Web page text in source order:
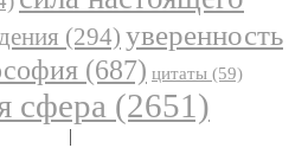
(294) уверенность
(687) цитаты (59)
сфера (2651)
|